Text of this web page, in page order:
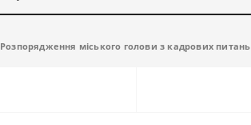
Розпорядження міського голови з кадрових питань